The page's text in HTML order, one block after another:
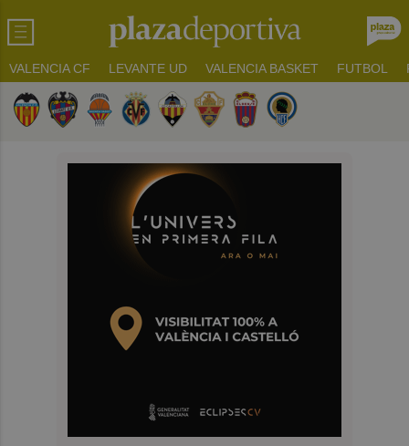
VALENCIA CF LEVANTE UD VALENCIA BASKET FUTBOL